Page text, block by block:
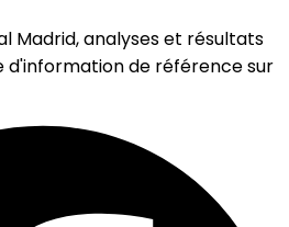
Madrid, analyses et résultats
d'information de référence sur